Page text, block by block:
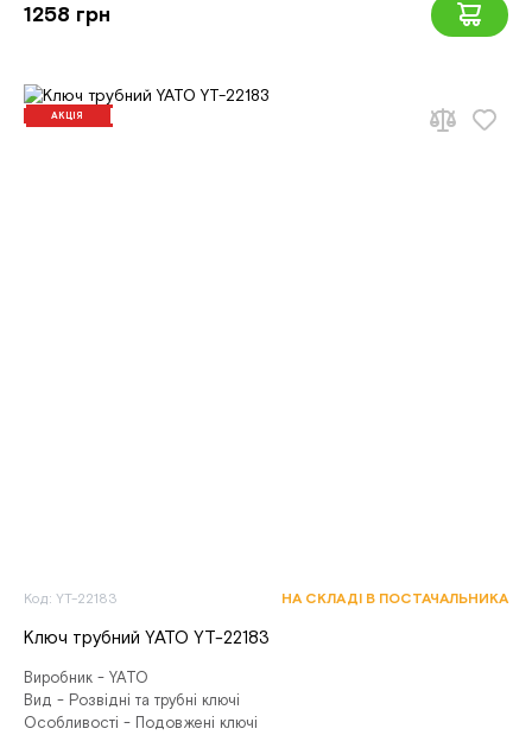
1258 грн
АКЦІЯ
Код: YT-22183 НА СКЛАДІ В ПОСТАЧАЛЬНИКА
Ключ трубний YATO YT-22183
Виробник - YATO
Вид - Розвідні та трубні ключі
Особливості - Подовжені ключі